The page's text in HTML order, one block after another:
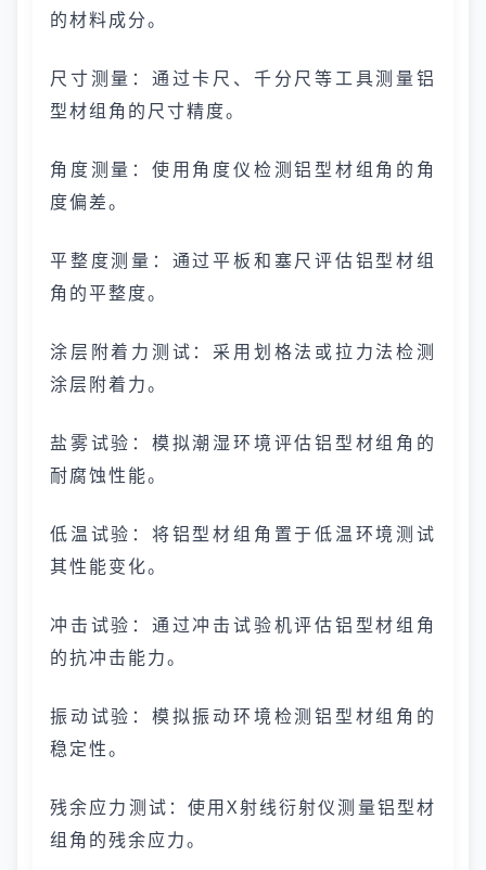
的材料成分。
尺寸测量：通过卡尺、千分尺等工具测量铝
型材组角的尺寸精度。
角度测量：使用角度仪检测铝型材组角的角
度偏差。
平整度测量：通过平板和塞尺评估铝型材组
角的平整度。
涂层附着力测试：采用划格法或拉力法检测
涂层附着力。
盐雾试验：模拟潮湿环境评估铝型材组角的
耐腐蚀性能。
低温试验：将铝型材组角置于低温环境测试
其性能变化。
冲击试验：通过冲击试验机评估铝型材组角
的抗冲击能力。
振动试验：模拟振动环境检测铝型材组角的
稳定性。
残余应力测试：使用X射线衍射仪测量铝型材
组角的残余应力。